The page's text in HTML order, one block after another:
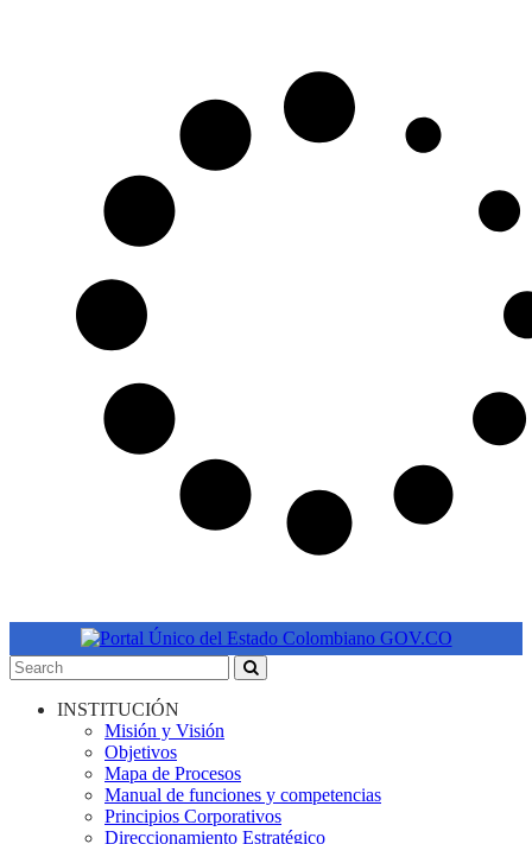
INSTITUCIÓN
Misión y Visión
Objetivos
Mapa de Procesos
Manual de funciones y competencias
Principios Corporativos
Direccionamiento Estratégico